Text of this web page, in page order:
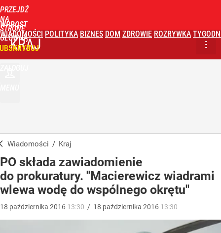
PRZEJDŹ
NA
STRONĘ
GŁÓWNĄ
WPROST
WIADOMOŚCI POLITYKA BIZNES DOM ZDROWIE ROZRYWKA
KRAJ
Wiadomości / Kraj
PO składa zawiadomienie
do prokuratury. "Macierewicz wiadrami
wlewa wodę do wspólnego okrętu"
18 października 2016 13:30 / 18 października 2016 13:30